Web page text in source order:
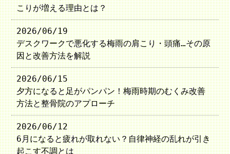
こりが増える理由とは？
2026/06/19
デスクワークで悪化する梅雨の肩こり・頭痛…その原
因と改善方法を解説
2026/06/15
夕方になると足がパンパン！梅雨時期のむくみ改善
方法と整骨院のアプローチ
2026/06/12
6月になると疲れが取れない？自律神経の乱れが引き
起こす不調とは